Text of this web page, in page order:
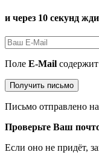
и через 10 секунд
Поле E-Mail
Получить письмо
Письмо отправлено на
Проверьте Ваш
Если оно не придёт,